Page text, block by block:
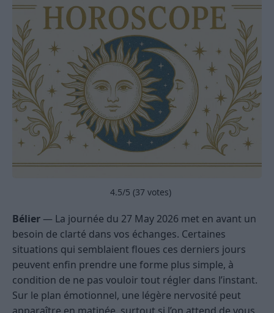
4.5/5 (37 votes)
Bélier — La journée du 27 May 2026 met en avant un
besoin de clarté dans vos échanges. Certaines
situations qui semblaient floues ces derniers jours
peuvent enfin prendre une forme plus simple, à
condition de ne pas vouloir tout régler dans l’instant.
Sur le plan émotionnel, une légère nervosité peut